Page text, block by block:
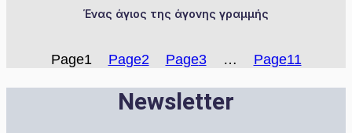
Ένας άγιος της άγονης γραμμής
Page1 Page2 Page3 … Page11
Newsletter